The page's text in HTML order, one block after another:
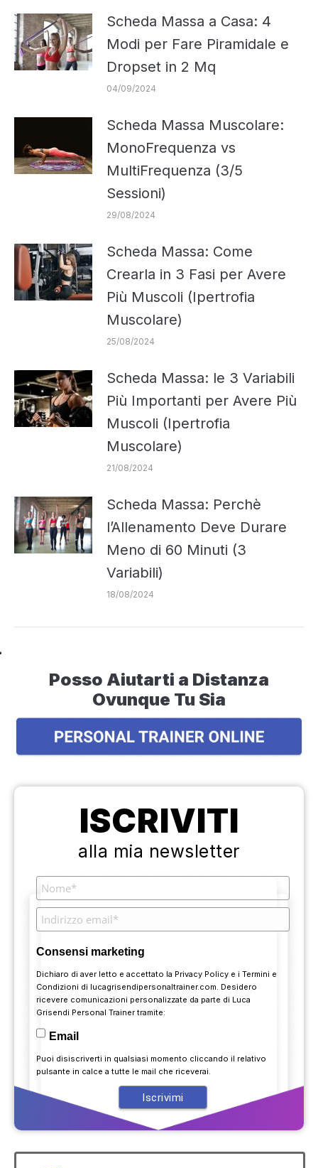
Scheda Massa a Casa: 4
Modi per Fare Piramidale e
Dropset in 2 Mq
04/09/2024
Scheda Massa Muscolare:
MonoFrequenza vs
MultiFrequenza (3/5
Sessioni)
29/08/2024
Scheda Massa: Come
Crearla in 3 Fasi per Avere
Più Muscoli (Ipertrofia
Muscolare)
25/08/2024
Scheda Massa: le 3 Variabili
Più Importanti per Avere Più
Muscoli (Ipertrofia
Muscolare)
21/08/2024
Scheda Massa: Perchè
l’Allenamento Deve Durare
Meno di 60 Minuti (3
Variabili)
18/08/2024
Posso Aiutarti a Distanza
Ovunque Tu Sia
ISCRIVITI
alla mia newsletter
Consensi marketing
Dichiaro di aver letto e accettato la Privacy Policy e iTermini e
Condizioni di lucagrisendipersonaltrainer.com. Desidero
ricevere comunicazioni personalizzate da parte di Luca
Grisendi Personal Trainer tramite:
Email
Puoi disiscriverti in qualsiasi momento cliccando il relativo
pulsante in calce a tutte le mail che riceverai.